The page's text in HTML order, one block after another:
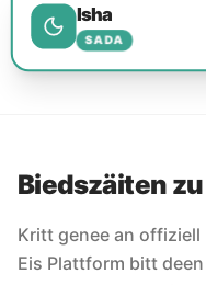
Isha
SADA
Biedszäiten
Kritt genee an offiziell
Eis Plattform bitt